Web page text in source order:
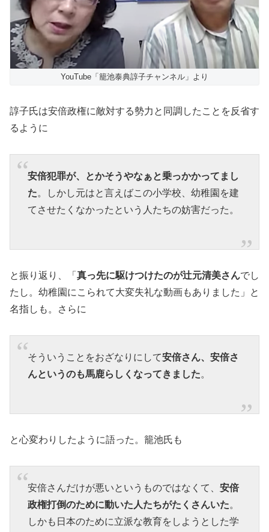
YouTube「籠池泰典諄子チャンネル」より
諄子氏は安倍政権に敵対する勢力と同調したことを反省す
るように
安倍犯罪が、とかそうやなぁと乗っかかってまし
た。しかし元はと言えばこの小学校、幼稚園を建
てさせたくなかったという人たちの妨害だった。
と振り返り、「 真っ先に駆けつけたのが辻元清美さんでし
たし。幼稚園にこられて大変失礼な動画もありました」と
名指しも。さらに
そういうことをおざなりにして安倍さん、安倍さ
んというのも馬鹿らしくなってきました。
と心変わりしたように語った。籠池氏も
安倍さんだけが悪いというものではなくて、 安倍
政権打倒のために動いた人たちがたくさんいた。
しかも日本のために立派な教育をしようとした学